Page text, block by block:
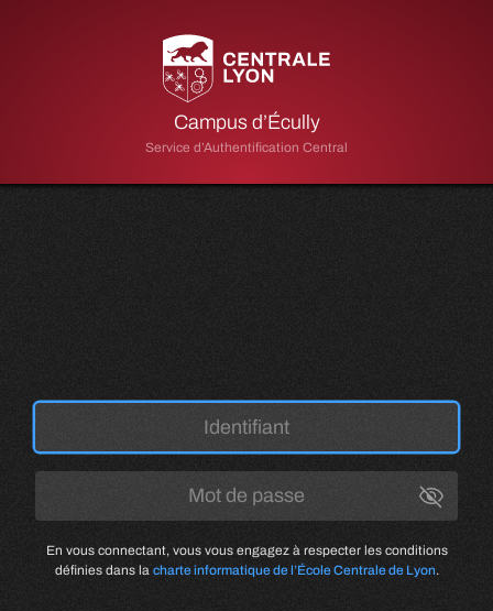
Campus d’Écully
Service d’Authentification Central
En vous connectant, vous vous engagez à respecter les conditions
définies dans la charte informatique de l’École Centrale de Lyon.